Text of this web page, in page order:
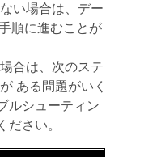
い場合は、デー
順に進むことが
合は、次のステ
ある問題がいく
ルシューティン
さい。